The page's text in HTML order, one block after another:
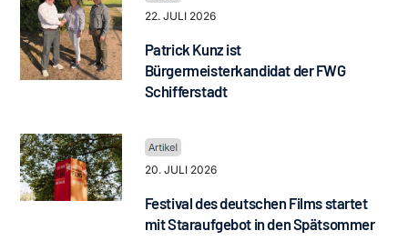
22. JULI 2026
Patrick Kunz ist
Bürgermeisterkandidat der FWG
Schifferstadt
20. JULI 2026
Festival des deutschen Films startet
mit Staraufgebot in den Spätsommer